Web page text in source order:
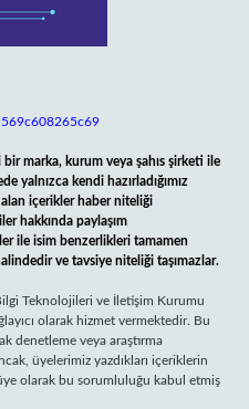
marka, kurum veya şahıs şirketi ile
yalnızca kendi hazırladığımız
alan içerikler haber niteliği
hakkında paylaşım
ile isim benzerlikleri tamamen
ve tavsiye niteliği taşımazlar.
Teknolojileri ve İletişim Kurumu
olarak hizmet vermektedir. Bu
denetleme veya araştırma
üyelerimiz yazdıkları içeriklerin
olarak bu sorumluluğu kabul etmiş